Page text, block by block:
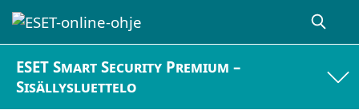
ESET Smart Security Premium –
Sisällysluettelo